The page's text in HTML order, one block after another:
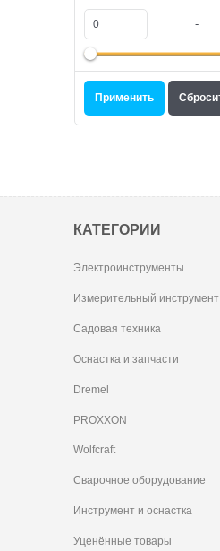
-
КАТЕГОРИИ
Электроинструменты
Измерительный инструмент
Садовая техника
Оснастка и запчасти
Dremel
PROXXON
Wolfcraft
Сварочное оборудование
Инструмент и оснастка
Уценённые товары